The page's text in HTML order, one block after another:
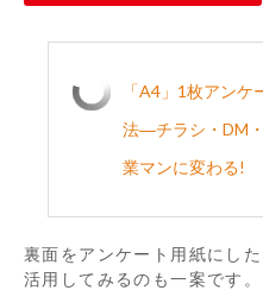
「A4」1枚アン
法―チラシ・DM
業マンに変わる!
裏面をアンケート用紙にし
活用してみるのも一案です。